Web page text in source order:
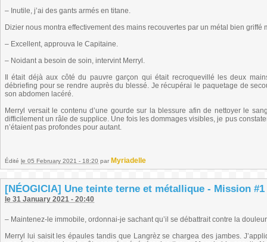
– Inutile, j’ai des gants armés en titane.
Dizier nous montra effectivement des mains recouvertes par un métal bien griffé
– Excellent, approuva le Capitaine.
– Noidant a besoin de soin, intervint Merryl.
Il était déjà aux côté du pauvre garçon qui était recroquevillé les deux
débriefing pour se rendre auprès du blessé. Je récupérai le paquetage de
son abdomen lacéré.
Merryl versait le contenu d’une gourde sur la blessure afin de nettoyer le
difficilement un râle de supplice. Une fois les dommages visibles, je pus
n’étaient pas profondes pour autant.
Édité le 05 February 2021 - 18:20 par Myriadelle
[NÉOGICIA] Une teinte terne et métallique - Mission
le 31 January 2021 - 20:40
– Maintenez-le immobile, ordonnai-je sachant qu’il se débattrait contre la
Merryl lui saisit les épaules tandis que Langrèz se chargea des jambes.